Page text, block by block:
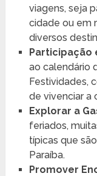
viagens, seja
cidade ou em
diversos
Participação
ao calendário
Festividades,
de vivenciar a
Explorar a
feriados,
típicas que
Paraíba.
Promover